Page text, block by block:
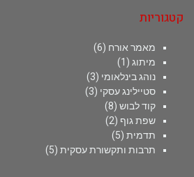
קטגוריות
מאמר אורח (6)
מיתוג (1)
נוהג בינלאומי (3)
סטיילינג עסקי (3)
קוד לבוש (8)
שפת גוף (2)
תדמית (5)
תרבות ותקשורת עסקית (5)